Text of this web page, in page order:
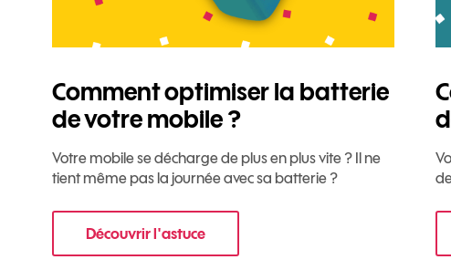
Comment optimiser la batterie
de votre mobile ?
Votre mobile se décharge de plus en plus vite ? Il ne
tient même pas la journée avec sa batterie ?
Découvrir l'astucepour Comment optimiser la batterie de votre